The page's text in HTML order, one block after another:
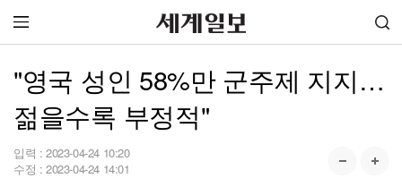
"영국 성인 58%만 군주제 지지…
젊을수록 부정적"
입력 : 2023-04-24 10:20
수정 : 2023-04-24 14:01